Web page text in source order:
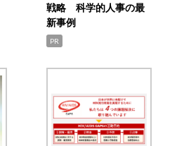
戦略 科学的人事の最
新事例
PR